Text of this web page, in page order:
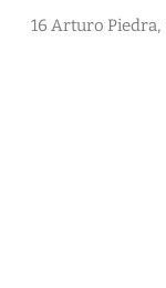
16 Arturo Piedra,